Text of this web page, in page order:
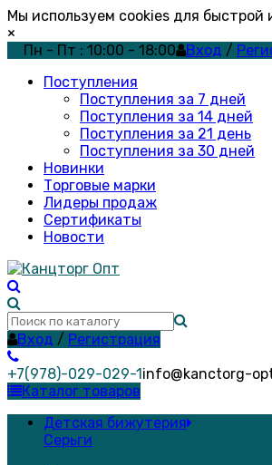
Мы используем cookies для
×
Пн - Пт : 10:00 - 18:00
Вход /
Поступления
Поступления за 7 дней
Поступления за 14 дней
Поступления за 21 день
Поступления за 30 дней
Новинки
Торговые марки
Лидеры продаж
Сертификаты
Новости
Вход / Регистрация
+7(978)-029-029-1info@kanctorg-
Каталог товаров
Детская бижутерия
Серьги